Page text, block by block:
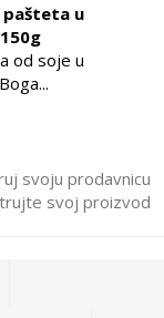
pašteta u
od soje u
svoju prodavnicu
svoj proizvod